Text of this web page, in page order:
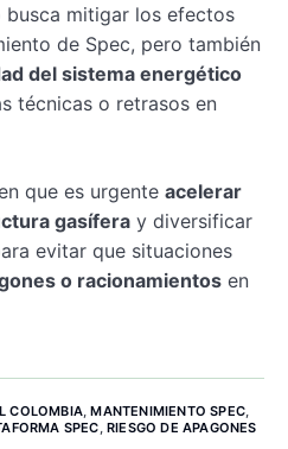
mitigar los efectos
de Spec, pero también
del sistema energético
técnicas o retrasos en
que es urgente acelerar
gasífera y diversificar
evitar que situaciones
o racionamientos en
COLOMBIA,MANTENIMIENTO SPEC,
SPEC, RIESGO DE APAGONES